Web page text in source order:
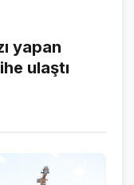
yapan
ulaştı